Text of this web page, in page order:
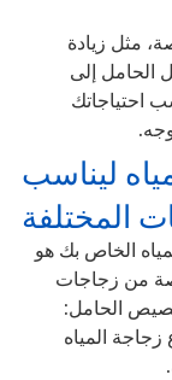
مثل زيادة
الحامل إلى
احتياجاتك
ليناسب
المختلفة
الخاص بك هو
من زجاجات
الحامل:
المياه